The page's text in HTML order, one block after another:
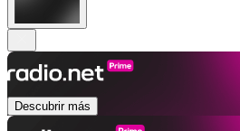
Descubrir más